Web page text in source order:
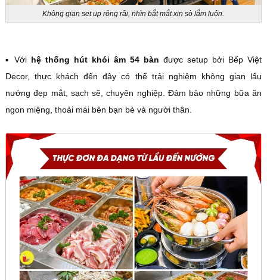
Không gian set up rộng rãi, nhìn bắt mắt xịn sò lắm luôn.
▪️ Với hệ thống hút khói âm 54 bàn được setup bởi Bếp Việt
Decor, thực khách đến đây có thể trải nghiệm không gian lẩu
nướng đẹp mắt, sạch sẽ, chuyên nghiệp. Đảm bảo những bữa ăn
ngon miệng, thoải mái bên bạn bè và người thân.